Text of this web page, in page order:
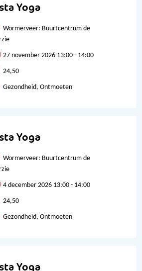
Yoga
Wormerveer: Buurtcentrum de
27 november 2026 13:00 - 14:00
24,50
Gezondheid, Ontmoeten
Yoga
Wormerveer: Buurtcentrum de
4 december 2026 13:00 - 14:00
24,50
Gezondheid, Ontmoeten
Yoga